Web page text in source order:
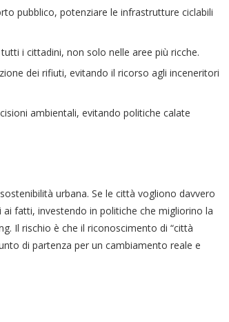
pubblico, potenziare le infrastrutture ciclabili
i cittadini, non solo nelle aree più ricche.
dei rifiuti, evitando il ricorso agli inceneritori
ambientali, evitando politiche calate
urbana. Se le città vogliono davvero
fatti, investendo in politiche che migliorino la
Il rischio è che il riconoscimento di “città
di partenza per un cambiamento reale e